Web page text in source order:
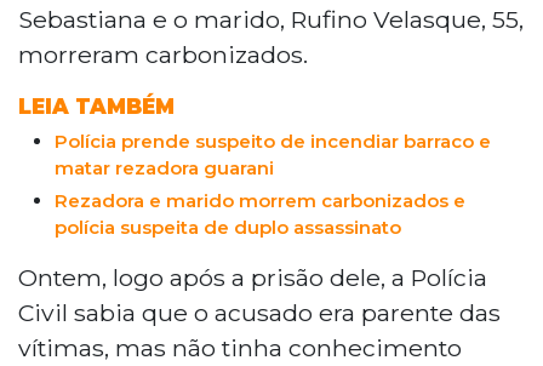
Sebastiana e o marido, Rufino Velasque, 55,
morreram carbonizados.
LEIA TAMBÉM
Polícia prende suspeito de incendiar barraco e
matar rezadora guarani
Rezadora e marido morrem carbonizados e
polícia suspeita de duplo assassinato
Ontem, logo após a prisão dele, a Polícia
Civil sabia que o acusado era parente das
vítimas, mas não tinha conhecimento